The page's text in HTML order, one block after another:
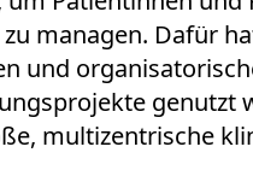
managen. Dafür
und
multizentrische